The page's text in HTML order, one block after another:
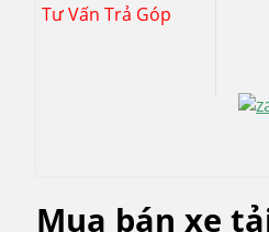
Tư Vấn Trả Góp
Mua bán xe